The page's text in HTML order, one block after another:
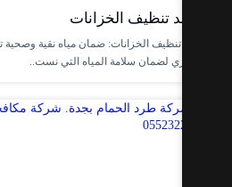
تنظيف الخزانات
تنظيف الخزانات: ضمان مياه نقية وصحية تنظيف
لضمان سلامة المياه التي نست..